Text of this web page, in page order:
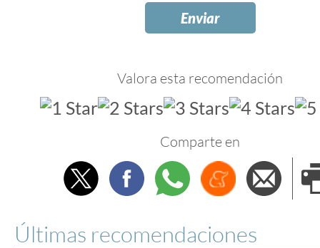
Valora esta recomendación
Comparte en
TwitterFacebookWhatsappMenéame
Últimas recomendaciones